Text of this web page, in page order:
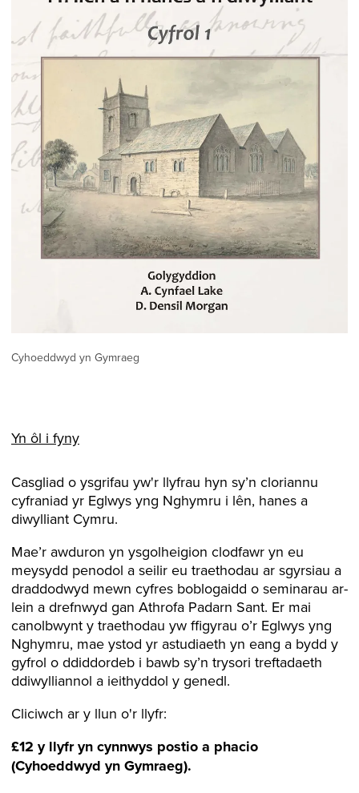
Cyhoeddwyd yn Gymraeg
Yn ôl i fyny
Casgliad o ysgrifau yw'r llyfrau hyn sy’n cloriannu
cyfraniad yr Eglwys yng Nghymru i lên, hanes a
diwylliant Cymru.
Mae’r awduron yn ysgolheigion clodfawr yn eu
meysydd penodol a seilir eu traethodau ar sgyrsiau a
draddodwyd mewn cyfres boblogaidd o seminarau ar-
lein a drefnwyd gan Athrofa Padarn Sant. Er mai
canolbwynt y traethodau yw ffigyrau o’r Eglwys yng
Nghymru, mae ystod yr astudiaeth yn eang a bydd y
gyfrol o ddiddordeb i bawb sy’n trysori treftadaeth
ddiwylliannol a ieithyddol y genedl.
Cliciwch ar y llun o'r llyfr:
£12 y llyfr yn cynnwys postio a phacio
(Cyhoeddwyd yn Gymraeg).